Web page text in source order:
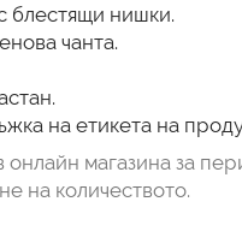
блестящи нишки.
чанта.
на етикета на
магазина за
на количеството.